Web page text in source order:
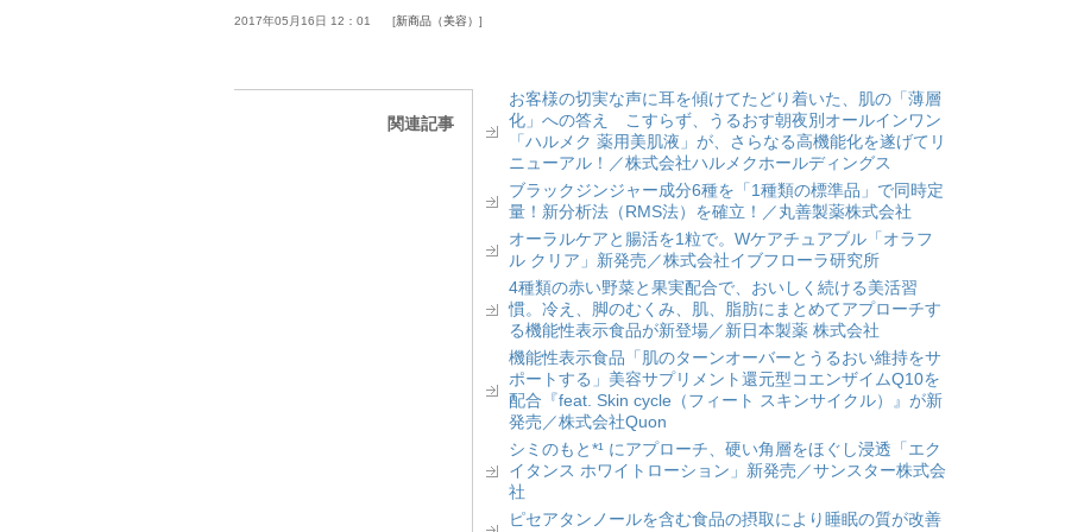
2017年05月16日 12：01 新商品（美容）
関連記事
お客様の切実な声に耳を傾けてたどり着いた、肌の「薄層
化」への答え こすらず、うるおす朝夜別オールインワン
「ハルメク 薬用美肌液」が、さらなる高機能化を遂げてリ
ニューアル！／株式会社ハルメクホールディングス
ブラックジンジャー成分6種を「1種類の標準品」で同時定
量！新分析法（RMS法）を確立！／丸善製薬株式会社
オーラルケアと腸活を1粒で。Wケアチュアブル「オラフ
ル クリア」新発売／株式会社イブフローラ研究所
4種類の赤い野菜と果実配合で、おいしく続ける美活習
慣。冷え、脚のむくみ、肌、脂肪にまとめてアプローチす
る機能性表示食品が新登場／新日本製薬 株式会社
機能性表示食品「肌のターンオーバーとうるおい維持をサ
ポートする」美容サプリメント還元型コエンザイムQ10を
配合『feat. Skin cycle（フィート スキンサイクル）』が新
発売／株式会社Quon
シミのもと*¹ にアプローチ、硬い角層をほぐし浸透「エク
イタンス ホワイトローション」新発売／サンスター株式会
社
ピセアタンノールを含む食品の摂取により睡眠の質が改善